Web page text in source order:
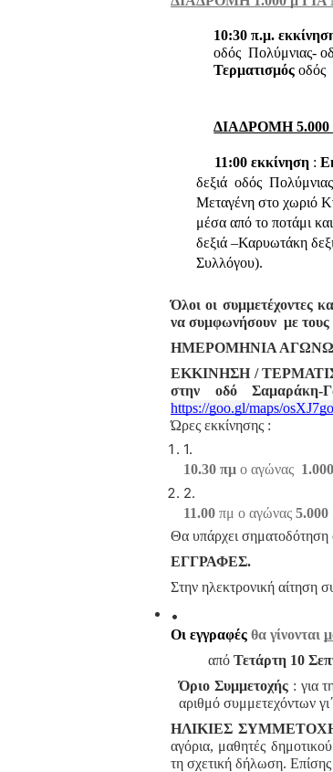
10:30 π.μ.
οδός Πολύμνιας-
Τερματισμός οδός
ΔΙΑΔΡΟΜΗ
11:00 εκκίνηση :
δεξιά οδός
Μεταγένη στο χωριό
μέσα από το ποτάμι
δεξιά –Καρυωτάκη
Συλλόγου).
Όλοι οι συμμετέχοντες
να συμφωνήσουν με
ΗΜΕΡΟΜΗΝΙΑ
ΕΚΚΙΝΗΣΗ /
στην οδό Σαμαράκη-
https://goo.gl/maps/
Ώρες εκκίνησης :
10.30 πμ ο αγώνας
11.00 πμ ο αγώνας 5.000
Θα υπάρχει σηματοδότηση
ΕΓΓΡΑΦΕΣ.
Στην ηλεκτρονική αίτηση
Οι εγγραφές θα γίνονται
από Τετάρτη 10
Όριο Συμμετοχής : για
αριθμό συμμετεχόντων
ΗΛΙΚΙΕΣ
αγόρια, μαθητές
τη σχετική δήλωση.